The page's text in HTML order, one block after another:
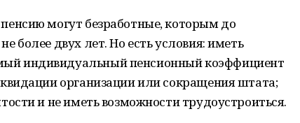
могут безработные, которым до
более двух лет. Но есть условия: иметь
индивидуальный пенсионный коэффициент
организации или сокращения штата;
и не иметь возможности трудоустроиться.